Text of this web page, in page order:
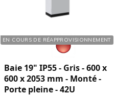
EN COURS DE RÉAPPROVISIONNEMENT
Réf. : 750420
Baie 19" IP55 - Gris - 600 x
600 x 2053 mm - Monté -
Porte pleine - 42U